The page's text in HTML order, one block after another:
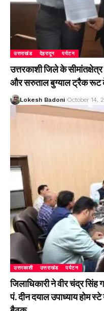
उत्तराखंड देहरादून पर्यटन
उत्तरकाशी जिले के
और सरुताल बुग्याल ट्रैक रूट
Lokesh Badoni October 14,
उत्तरकाशी उत्तराखंड पर्यटन
जिलाधिकारी ने वीर चंद्र सिंह
पं. दीन दयाल उपाध्याय होम